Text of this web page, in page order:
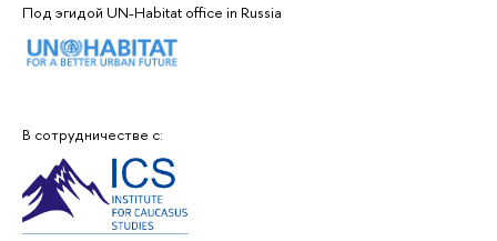
Под эгидой UN-Habitat office in Russia
В сотрудничестве с: